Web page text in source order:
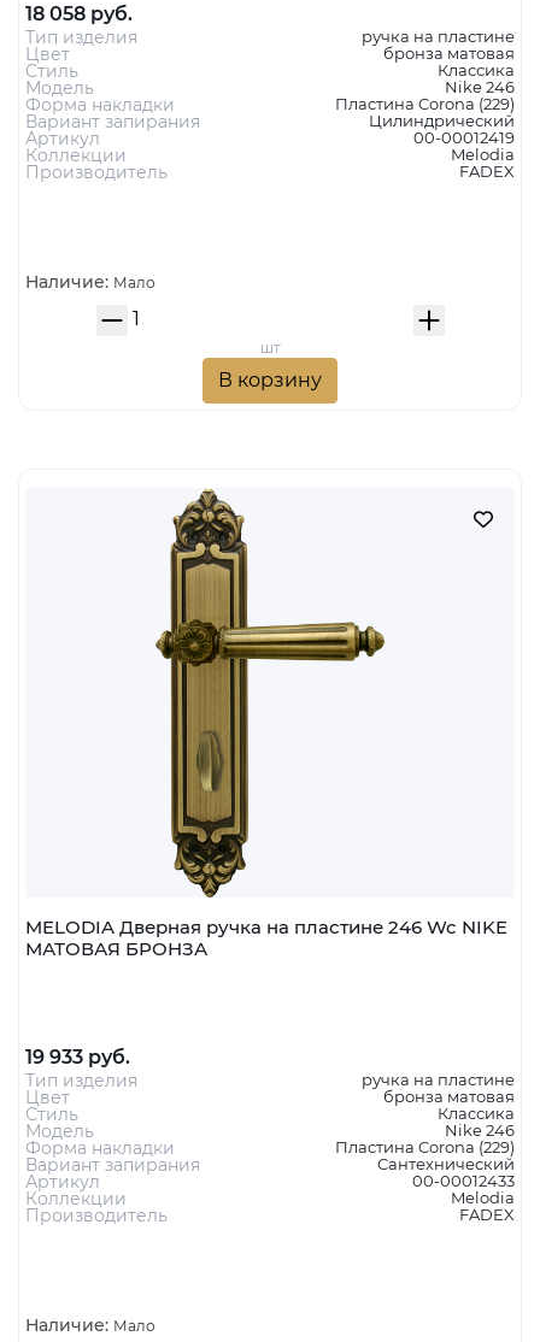
18 058 руб.
Тип изделия ручка на пластине
Цвет бронза матовая
Стиль Классика
Модель Nike 246
Форма накладки Пластина Corona (229)
Вариант запирания Цилиндрический
Артикул 00-00012419
Коллекции Melodia
Производитель FADEX
Наличие: Мало
шт
В корзину
MELODIA Дверная ручка на пластине 246 Wc NIKE
МАТОВАЯ БРОНЗА
19 933 руб.
Тип изделия ручка на пластине
Цвет бронза матовая
Стиль Классика
Модель Nike 246
Форма накладки Пластина Corona (229)
Вариант запирания Сантехнический
Артикул 00-00012433
Коллекции Melodia
Производитель FADEX
Наличие: Мало